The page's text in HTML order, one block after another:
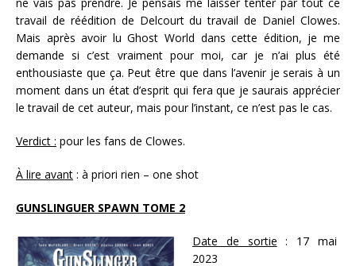
travail de réédition de Delcourt du travail de Daniel Clowes.
Mais après avoir lu Ghost World dans cette édition, je me
demande si c’est vraiment pour moi, car je n’ai plus été
enthousiaste que ça. Peut être que dans l’avenir je serais à un
moment dans un état d’esprit qui fera que je saurais apprécier
le travail de cet auteur, mais pour l’instant, ce n’est pas le cas.
Verdict : pour les fans de Clowes.
À lire avant : à priori rien – one shot
GUNSLINGUER SPAWN TOME 2
Date de sortie : 17 mai
2023